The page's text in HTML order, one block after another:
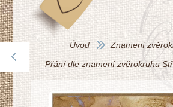
Úvod
Znamení
Přání dle znamení zvĕrokruhu